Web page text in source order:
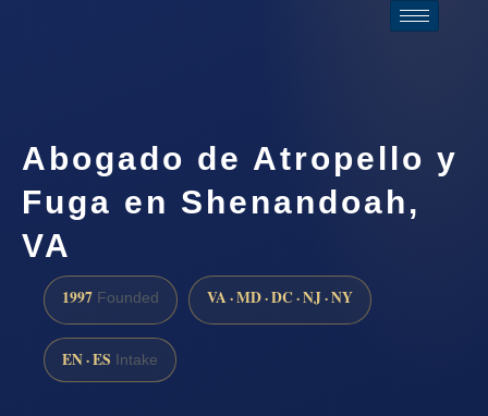
Abogado de Atropello y
Fuga en Shenandoah,
VA
1997 Founded VA · MD · DC · NJ · NY
EN · ES Intake